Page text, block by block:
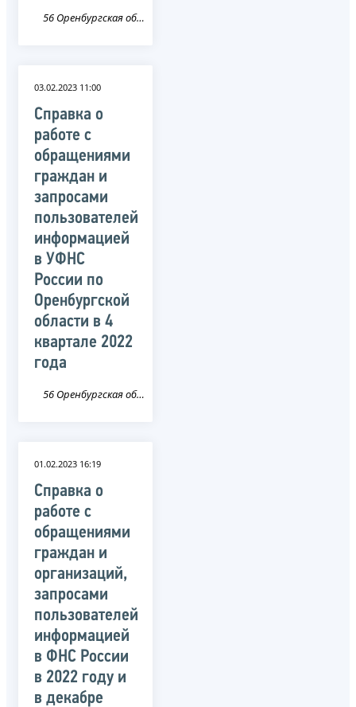
56 Оренбургская область
03.02.2023 11:00
Справка о
работе с
обращениями
граждан и
запросами
пользователей
информацией
в УФНС
России по
Оренбургской
области в 4
квартале 2022
года
56 Оренбургская область
01.02.2023 16:19
Справка о
работе с
обращениями
граждан и
организаций,
запросами
пользователей
информацией
в ФНС России
в 2022 году и
в декабре